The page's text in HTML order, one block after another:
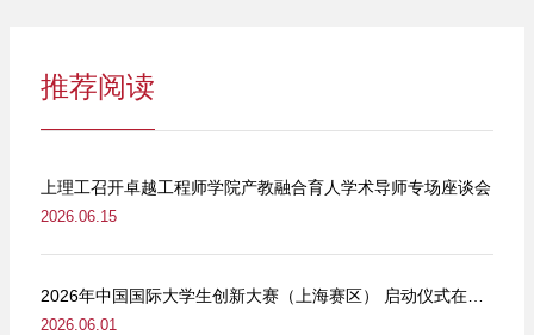
推荐阅读
上理工召开卓越工程师学院产教融合育人学术导师专场座谈会
2026.06.15
2026.06.01